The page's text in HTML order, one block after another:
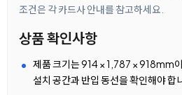
조건은 각 카드사 안내를 참고하세요.
상품 확인사항
제품 크기는 914 × 1,787 × 918mm
설치 공간과 반입 동선을 확인해야 합